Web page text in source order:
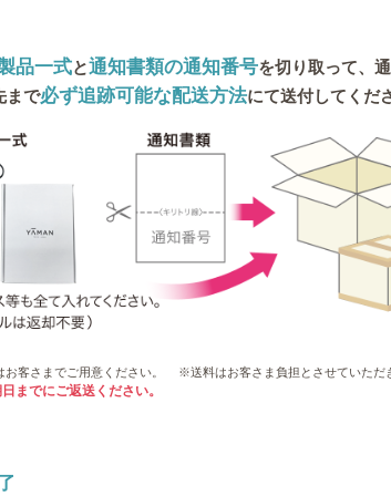
品一式と通知書類の通知番号を切り取って、
まで必ず追跡可能な配送方法にて送付してくだ
客さまでご用意ください。 ※送料はお客さま負担とさせていただ
までにご返送ください。